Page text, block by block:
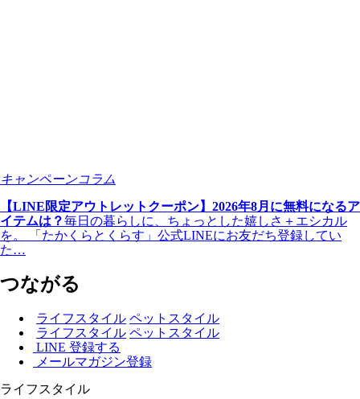
キャンペーンコラム
【LINE限定アウトレットクーポン】2026年8月に無料になるア
イテムは？毎日の暮らしに、ちょっとした嬉しさ＋エシカル
を。 「たかくらとくらす」公式LINEにお友だち登録してい
た…
つながる
ライフスタイル ペットスタイル
ライフスタイル ペットスタイル
LINE 登録する
メールマガジン登録
ライフスタイル